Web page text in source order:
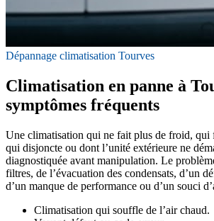
Dépannage climatisation Tourves
Climatisation en panne à
symptômes fréquents
Une climatisation qui ne fait plus de froid,
qui disjoncte ou dont l’unité extérieure ne
diagnostiquée avant manipulation. Le
filtres, de l’évacuation des condensats, d’un
d’un manque de performance ou d’un souci
Climatisation qui souffle de l’air chaud.